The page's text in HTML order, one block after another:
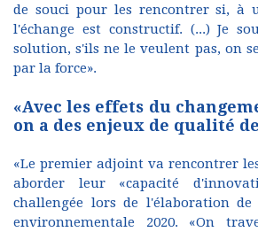
de souci pour les rencontrer si, à
l'échange est constructif. (...) Je
solution, s'ils ne le veulent pas, on
par la force».
«Avec les effets du
on a des enjeux de qualité
«Le premier adjoint va rencontrer
aborder leur «capacité
challengée lors de l'élaboration de
environnementale 2020. «On